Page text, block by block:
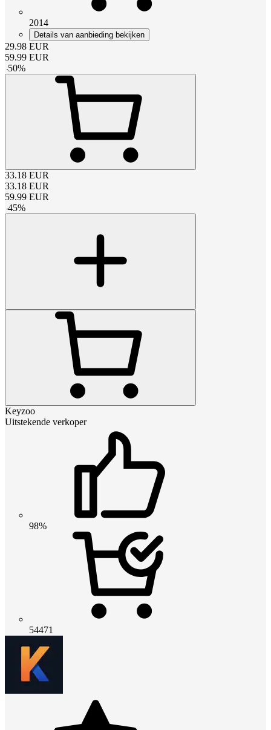
2014
Details van aanbieding bekijken
29.98 EUR
59.99 EUR
-50%
33.18 EUR
33.18 EUR
59.99 EUR
-45%
Keyzoo
Uitstekende verkoper
98%
54471